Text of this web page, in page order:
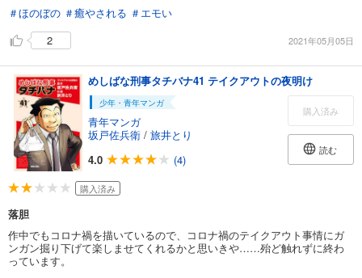
＃ほのぼの ＃癒やされる ＃エモい
2
2021年05月05日
めしばな刑事タチバナ41 テイクアウトの夜明け
少年・青年マンガ
青年マンガ
坂戸佐兵衛 / 旅井とり
4.0
(4)
購入済み
読む
購入済み
落胆
作中でもコロナ禍を描いているので、コロナ禍のテイクアウト事情にガ
ンガン掘り下げて楽しませてくれるかと思いきや……殆ど触れずに終わ
っています。